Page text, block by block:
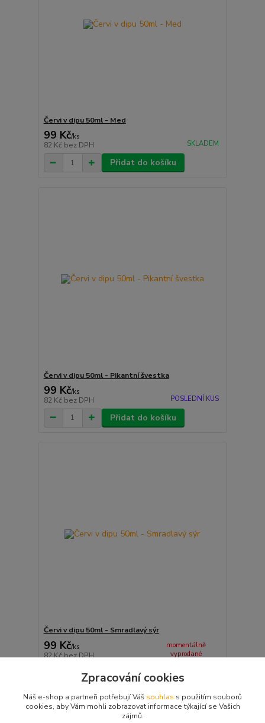
Červi v dipu 50ml - Med
99 Kč/ks
82 Kč bez DPH SKLADEM
Přidat do košíku
Červi v dipu 50ml - Pikantní švestka
99 Kč/ks
82 Kč bez DPH POSLEDNÍ KUS
Přidat do košíku
Červi v dipu 50ml - Smradlavý sýr
99 Kč/ks
82 Kčbez DPH
momentálně
vyprodané
Detail
strana z 1
Zpracování cookies
Náš e-shop a partneři potřebují Váš souhlas s použitím souborů
cookies, aby Vám mohli zobrazovat informace týkající se Vašich
zájmů.